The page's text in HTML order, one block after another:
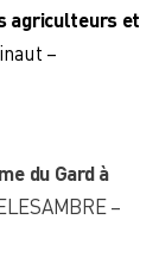
agriculteurs et
–
du Gard à
–